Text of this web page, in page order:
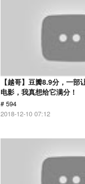
【越哥】豆瓣8.9分，一部
电影，我真想给它满分！
# 594
2018-12-10 07:12